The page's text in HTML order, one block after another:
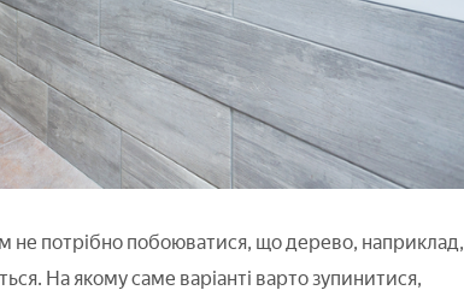
не потрібно побоюватися, що дерево, наприклад,
На якому саме варіанті варто зупинитися,